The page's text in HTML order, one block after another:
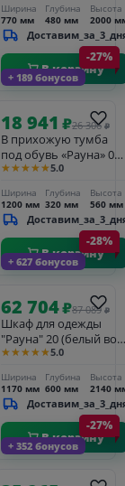
Ширина
770 мм
Глубина
480 мм
Высота
2000
В корзину
+ 189 бонусов
-27%
18 941 ₽26 306 ₽
В прихожую тумба
под обувь «Рауна» 01
(бейц/масло)
★★★★★5.0
Ширина
1200 мм
Глубина
320 мм
Высота
560 мм
В корзину
+ 627 бонусов
-28%
62 704₽87 089 ₽
Шкаф для одежды
"Рауна" 20 (белый
УКВ)
★★★★★5.0
Ширина
1170 мм
Глубина
600 мм
Высота
2140
В корзину
+ 352 бонусов
-27%